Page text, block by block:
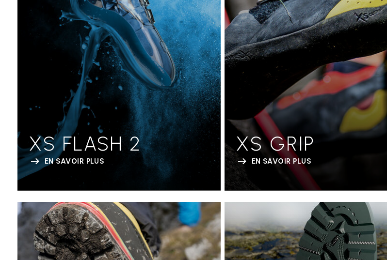
XS FLASH 2
EN SAVOIR PLUS
XS GRIP
EN SAVOIR PLUS